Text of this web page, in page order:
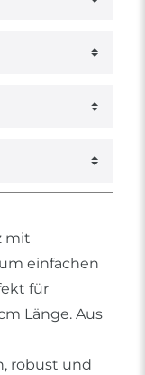
mit
einfachen
für
Länge. Aus
robust und